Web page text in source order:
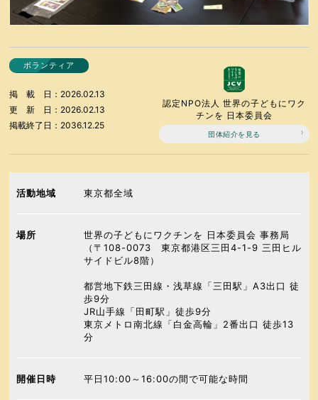
ボランティア
掲載日
2026.02.13
更新日
2026.02.13
掲載終了日
2036.12.25
認定NPO法人 世界の子どもにワク
チンを 日本委員会
団体紹介を見る
活動地域 東京都全域
場所
世界の子どもにワクチンを 日本委員会 事務局
（〒108-0073 東京都港区三田4-1-9 三田ヒル
サイドビル8階）
都営地下鉄三田線・浅草線「三田駅」A3出口 徒
歩9分
JR山手線「田町駅」徒歩9分
東京メトロ南北線「白金高輪」2番出口 徒歩13
分
開催日時 平日10:00～16:00の間で可能な時間